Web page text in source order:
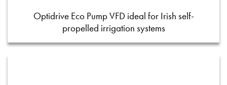
Optidrive Eco Pump VFD ideal for Irish self-
propelled irrigation systems